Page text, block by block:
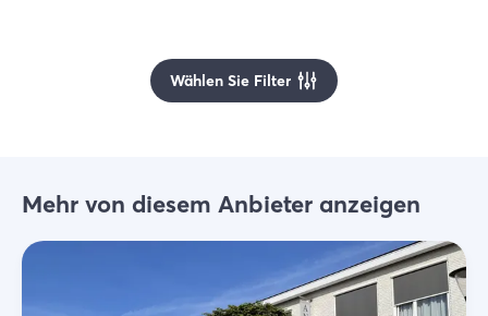
Wählen Sie Filter
Mehr von diesem Anbieter anzeigen